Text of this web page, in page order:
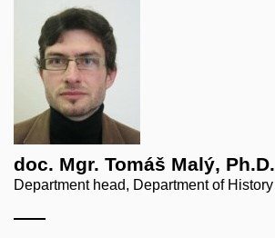
doc. Mgr. Tomáš Malý, Ph.D.
Department head, Department of History